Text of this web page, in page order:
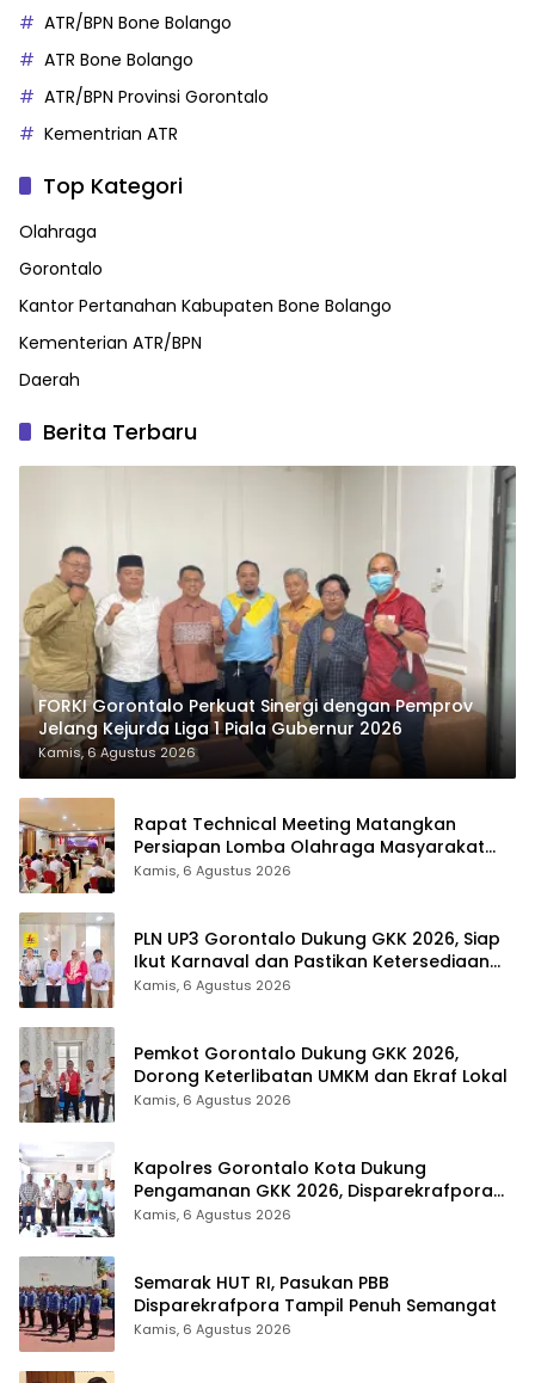
ATR/BPN Bone Bolango
ATR Bone Bolango
ATR/BPN Provinsi Gorontalo
Kementrian ATR
Top Kategori
Olahraga
Gorontalo
Kantor Pertanahan Kabupaten Bone Bolango
Kementerian ATR/BPN
Daerah
Berita Terbaru
FORKI Gorontalo Perkuat Sinergi dengan Pemprov
Jelang Kejurda Liga 1 Piala Gubernur 2026
Kamis, 6 Agustus 2026
Rapat Technical Meeting Matangkan
Persiapan Lomba Olahraga Masyarakat
Tingkat Provinsi Gorontalo
Kamis, 6 Agustus 2026
PLN UP3 Gorontalo Dukung GKK 2026, Siap
Ikut Karnaval dan Pastikan Ketersediaan
Listrik
Kamis, 6 Agustus 2026
Pemkot Gorontalo Dukung GKK 2026,
Dorong Keterlibatan UMKM dan Ekraf Lokal
Kamis, 6 Agustus 2026
Kapolres Gorontalo Kota Dukung
Pengamanan GKK 2026, Disparekrafpora
Perkuat Sinergi Lintas Sektor
Kamis, 6 Agustus 2026
Semarak HUT RI, Pasukan PBB
Disparekrafpora Tampil Penuh Semangat
Kamis, 6 Agustus 2026